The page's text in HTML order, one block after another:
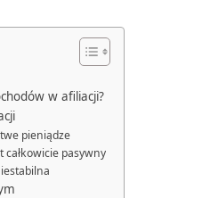
w afiliacji?
pieniądze
całkowicie pasywny